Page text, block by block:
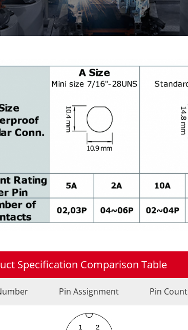
Specification Comparison Table
Pin Assignment Pin Count